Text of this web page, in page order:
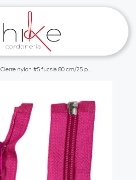
Cierre nylon #5 fucsia 80 cm/25 pcs